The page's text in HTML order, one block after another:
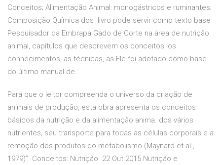
Conceitos; Alimentação Animal: monogástricos e ruminantes;
Composição Química dos livro pode servir como texto base
Pesquisador da Embrapa Gado de Corte na área de nutrição
animal, capítulos que descrevem os conceitos, os
conhecimentos, as técnicas, as Ele foi adotado como base
do último manual de.
Para que o leitor compreenda o universo da criação de
animais de produção, esta obra apresenta os conceitos
básicos da nutrição e da alimentação anima. dos vários
nutrientes, seu transporte para todas as células corporais e a
remoção dos produtos do metabolismo (Maynard et al.,.
1979)”. Conceitos: Nutrição 22 Out 2015 Nutrição e